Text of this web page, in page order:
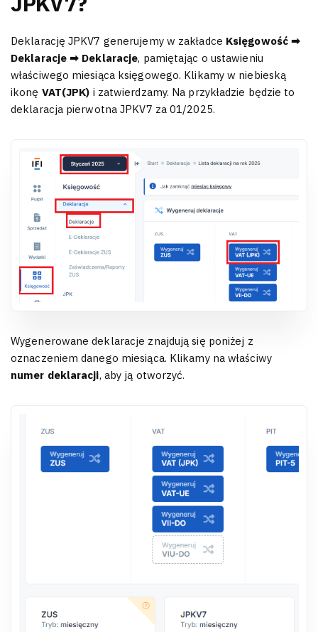
Deklarację JPKV7 generujemy w zakładce Księgowość ➡
Deklaracje ➡ Deklaracje, pamiętając o ustawieniu
właściwego miesiąca księgowego. Klikamy w niebieską
ikonę VAT(JPK) i zatwierdzamy. Na przykładzie będzie to
deklaracja pierwotna JPKV7 za 01/2025.
Wygenerowane deklaracje znajdują się poniżej z
oznaczeniem danego miesiąca. Klikamy na właściwy
numer deklaracji, aby ją otworzyć.